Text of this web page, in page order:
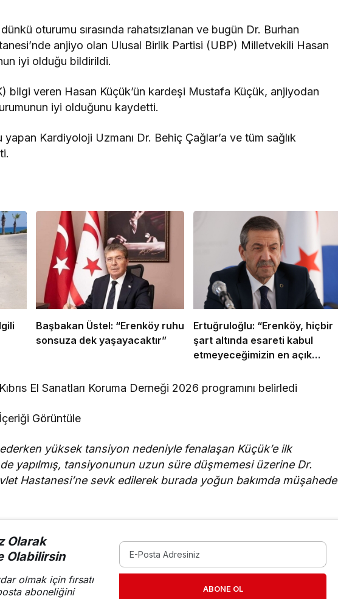
oturumu sırasında rahatsızlanan ve bugün Dr. Burhan
anjiyo olan Ulusal Birlik Partisi (UBP) Milletvekili Hasan
iyi olduğu bildirildi.
bilgi veren Hasan Küçük’ün kardeşi Mustafa Küçük, anjiyodan
iyi olduğunu kaydetti.
Kardiyoloji Uzmanı Dr. Behiç Çağlar’a ve tüm sağlık
Başbakan Üstel: “Erenköy ruhu
sonsuza dek yaşayacaktır”
Ertuğruloğlu: “Erenköy, hiçbir
şart altında esareti kabul
etmeyeceğimizin en açık
Kıbrıs El Sanatları Koruma Derneği 2026 programını belirledi
İçeriği Görüntüle
yüksek tansiyon nedeniyle fenalaşan Küçük’e ilk
yapılmış, tansiyonunun uzun süre düşmemesi üzerine Dr.
Hastanesi’ne sevk edilerek burada yoğun bakımda müşahede
Olarak
Olabilirsin
olmak için fırsatı
aboneliğini
ABONE OL